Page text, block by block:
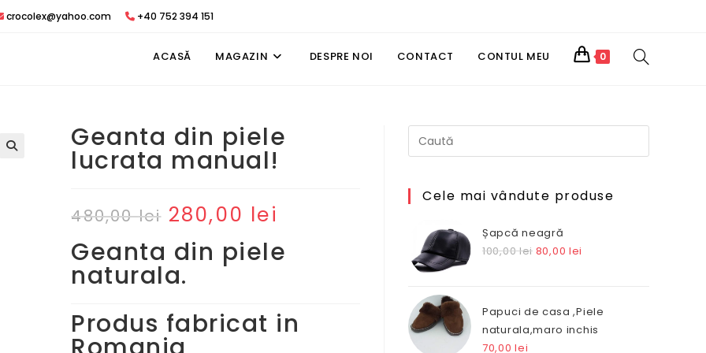
crocolex@yahoo.com +40 752 394 151
ACASĂ MAGAZIN DESPRE NOI CONTACT CONTUL MEU 0 TOGGLE
Geanta din piele
lucrata manual!
480,00lei Prețul
inițial
fost:
480,00 lei.
280,00 lei
280,00 lei.
Geanta din piele
naturala.
Produs fabricat in
Cele mai vândute produse
Șapcă neagră
100,00lei Prețul
fost:
100,00 lei.
80,00 lei
80,00 lei.
Papuci de casa ,Piele
naturala,maro inchis
70,00lei